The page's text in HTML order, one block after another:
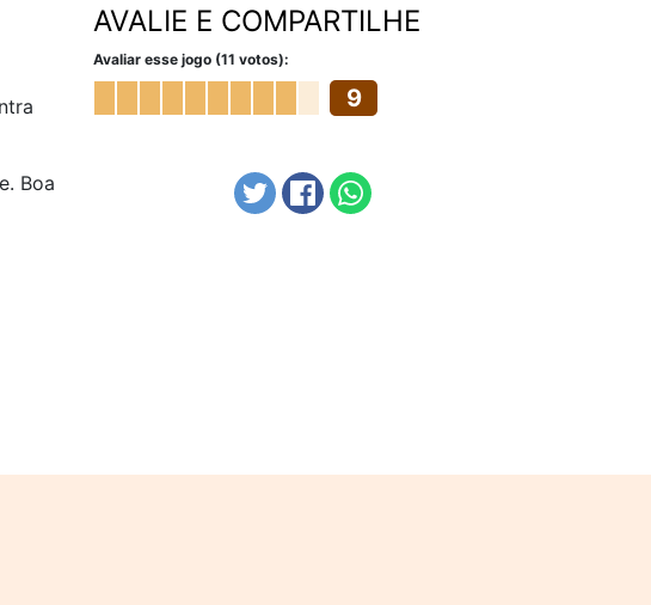
Boa
AVALIE E COMPARTILHE
Avaliar esse jogo (11 votos):
9